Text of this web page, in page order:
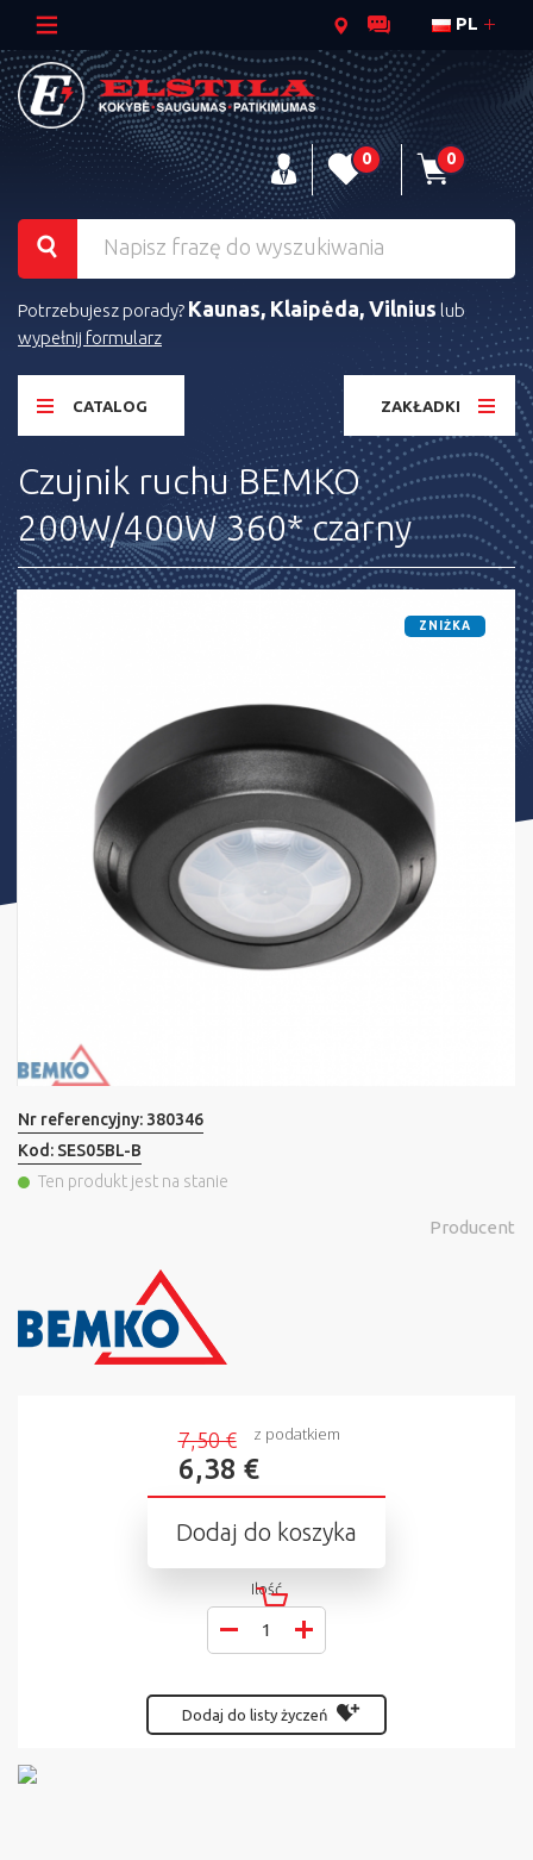
PL
0 0
Potrzebujesz porady? Kaunas, Klaipėda, Vilnius lub
wypełnij formularz
CATALOG ZAKŁADKI
Czujnik ruchu BEMKO
200W/400W 360* czarny
ZNIŻKA
Nr referencyjny: 380346
Kod: SES05BL-B
Ten produkt jest na stanie
Producent
7,50 €
6,38 €
z podatkiem
Dodaj do koszyka
Ilość
Dodaj do listy życzeń